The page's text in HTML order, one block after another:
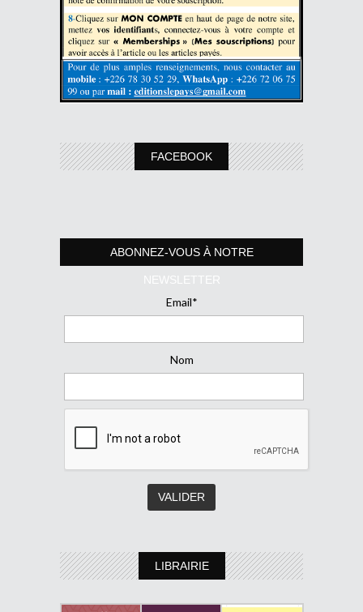
FACEBOOK
ABONNEZ-VOUS À NOTRE
NEWSLETTER
Email*
Nom
LIBRAIRIE